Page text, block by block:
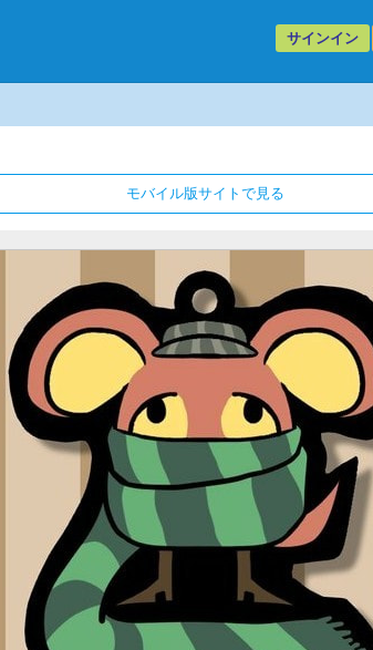
サインイン
モバイル版サイトで見る